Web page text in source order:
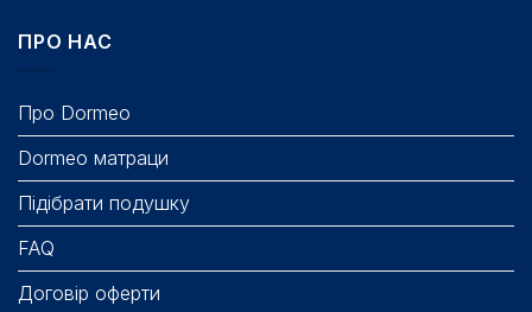
ПРО НАС
Про Dormeo
Dormeo матраци
Підібрати подушку
FAQ
Договір оферти